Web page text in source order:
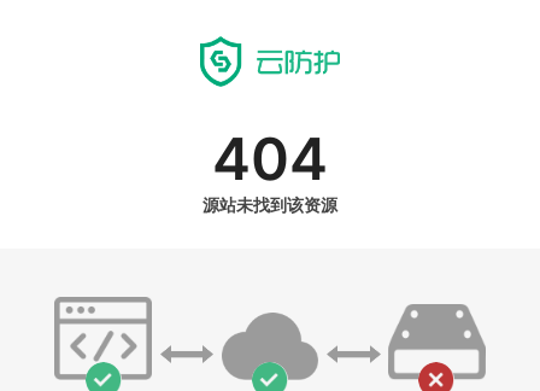
404
源站未找到该资源